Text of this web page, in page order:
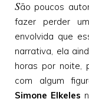
São poucos
fazer perder
envolvida que
narrativa, ela
horas por noite,
com algum
Simone Elkeles